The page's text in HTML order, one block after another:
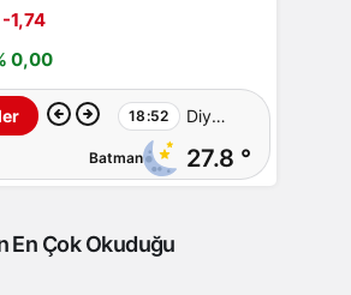
-1,74
0,00
18:52 Diyarbakır’da
Sulama
Batman 27.8 °
En Çok Okuduğu